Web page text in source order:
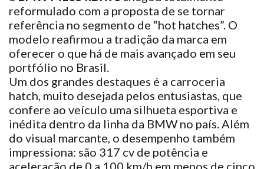
reformulado com a proposta de se tornar
referência no segmento de “hot hatches”. O
modelo reafirmou a tradição da marca em
oferecer o que há de mais avançado em seu
portfólio no Brasil.
Um dos grandes destaques é a carroceria
hatch, muito desejada pelos entusiastas, que
confere ao veículo uma silhueta esportiva e
inédita dentro da linha da BMW no país. Além
do visual marcante, o desempenho também
impressiona: são 317 cv de potência e
aceleração de 0 a 100 km/h em menos de cinco